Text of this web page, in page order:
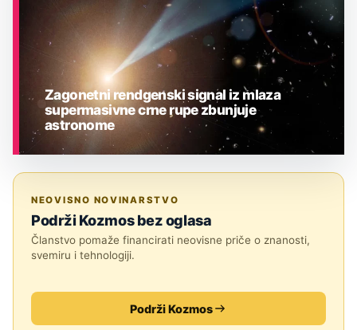
Zagonetni rendgenski signal iz mlaza
supermasivne crne rupe zbunjuje
astronome
NEOVISNO NOVINARSTVO
Podrži Kozmos bez oglasa
Članstvo pomaže financirati neovisne priče o znanosti,
svemiru i tehnologiji.
Podrži Kozmos